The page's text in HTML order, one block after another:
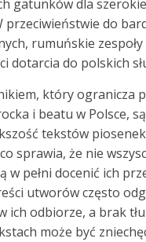
gatunków dla
przeciwieństwie do
rumuńskie
dotarcia do polskich
który ogranicza
i beatu w Polsce, są
tekstów
sprawia, że nie
w pełni docenić ich
utworów często
ich odbiorze, a brak
może być